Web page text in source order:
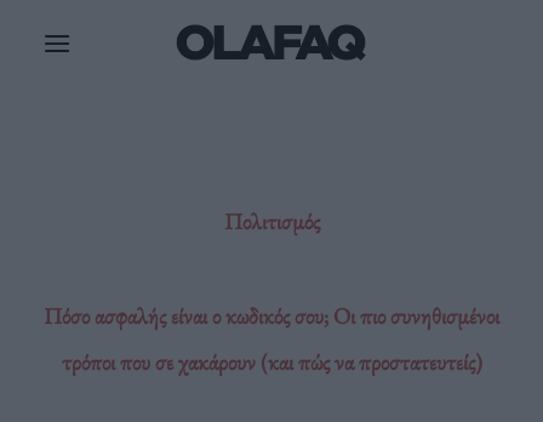
Πολιτισμός
Πόσο ασφαλής είναι ο κωδικός σου; Οι πιο συνηθισμένοι
τρόποι που σε χακάρουν (και πώς να προστατευτείς)